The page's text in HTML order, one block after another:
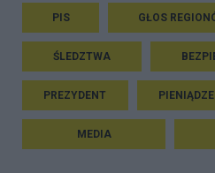
PIS GŁOS
ŚLEDZTWA
PREZYDENT PIENIĄDZE
MEDIA